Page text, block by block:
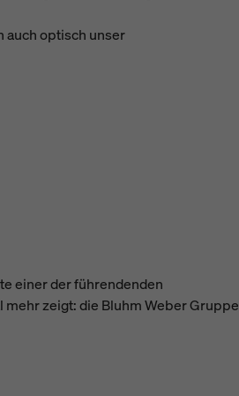
auch optisch unser
einer der führendenden
zeigt: die Bluhm Weber Gruppe